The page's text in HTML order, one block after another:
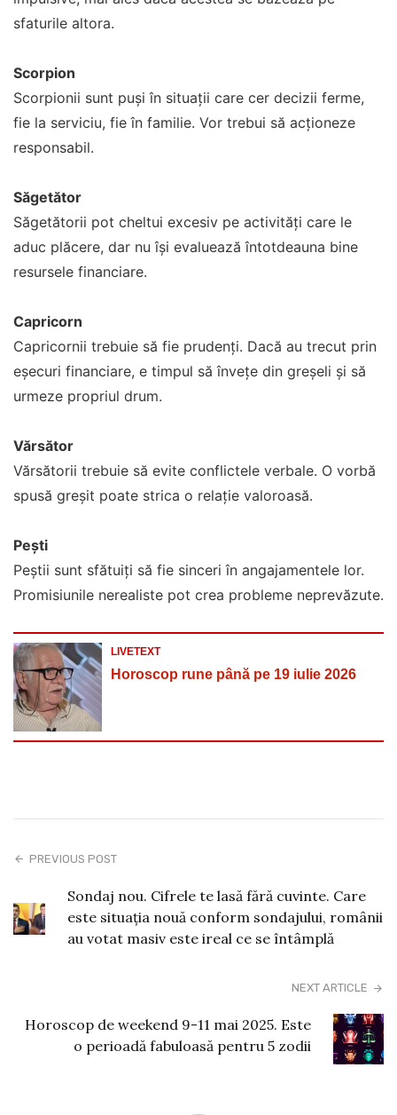
sfaturile altora.
Scorpion
Scorpionii sunt puși în situații care cer decizii ferme,
fie la serviciu, fie în familie. Vor trebui să acționeze
responsabil.
Săgetător
Săgetătorii pot cheltui excesiv pe activități care le
aduc plăcere, dar nu își evaluează întotdeauna bine
resursele financiare.
Capricorn
Capricornii trebuie să fie prudenți. Dacă au trecut prin
eșecuri financiare, e timpul să învețe din greșeli și să
urmeze propriul drum.
Vărsător
Vărsătorii trebuie să evite conflictele verbale. O vorbă
spusă greșit poate strica o relație valoroasă.
Pești
Peștii sunt sfătuiți să fie sinceri în angajamentele lor.
Promisiunile nerealiste pot crea probleme neprevăzute.
LIVETEXT
Horoscop rune până pe 19 iulie 2026
PREVIOUS POST
Sondaj nou. Cifrele te lasă fără cuvinte. Care
este situația nouă conform sondajului, românii
au votat masiv este ireal ce se întâmplă
NEXT ARTICLE
Horoscop de weekend 9-11 mai 2025. Este
o perioadă fabuloasă pentru 5 zodii